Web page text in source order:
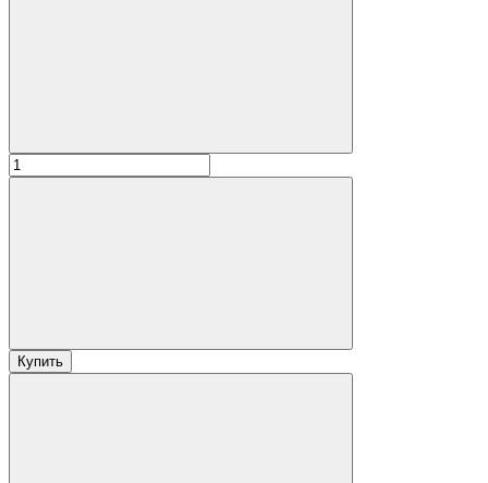
Купить